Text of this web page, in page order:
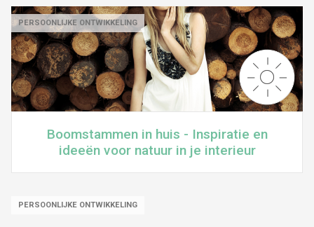
PERSOONLIJKE ONTWIKKELING
Boomstammen in huis - Inspiratie en
ideeën voor natuur in je interieur
PERSOONLIJKE ONTWIKKELING